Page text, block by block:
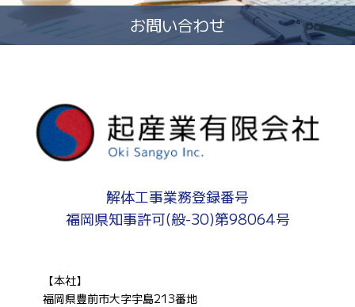
お問い合わせ
解体工事業務登録番号
福岡県知事許可(般-30)第98064号
【本社】
福岡県豊前市大字宇島213番地